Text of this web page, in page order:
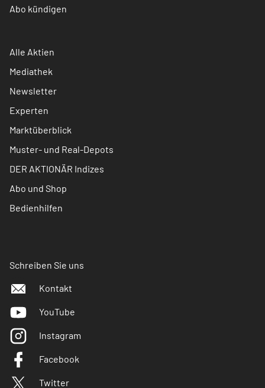
Abo kündigen
Alle Aktien
Mediathek
Newsletter
Experten
Marktüberblick
Muster- und Real-Depots
DER AKTIONÄR Indizes
Abo und Shop
Bedienhilfen
Schreiben Sie uns
Kontakt
YouTube
Instagram
Facebook
Twitter